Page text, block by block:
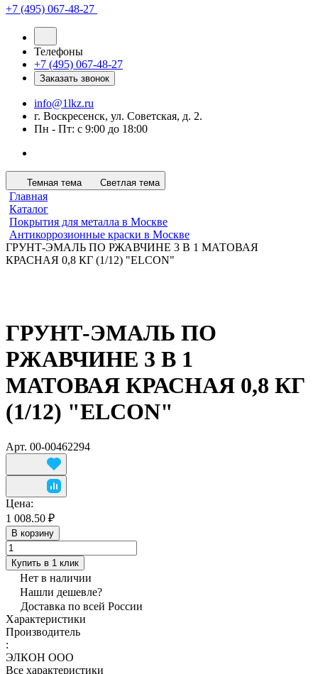
+7 (495) 067-48-27
Телефоны
+7 (495) 067-48-27
Заказать звонок
info@1lkz.ru
г. Воскресенск, ул. Советская, д. 2.
Пн - Пт: с 9:00 до 18:00
Темная тема Светлая тема
Главная
Каталог
Покрытия для металла в Москве
Антикоррозионные краски в Москве
ГРУНТ-ЭМАЛЬ ПО РЖАВЧИНЕ 3 В 1 МАТОВАЯ
КРАСНАЯ 0,8 КГ (1/12) "ELCON"
ГРУНТ-ЭМАЛЬ ПО
РЖАВЧИНЕ 3 В 1
МАТОВАЯ КРАСНАЯ 0,8 КГ
(1/12) "ELCON"
Арт. 00-00462294
Цена:
1 008.50 ₽
В корзину
Купить в 1 клик
Нет в наличии
Нашли дешевле?
Доставка по всей России
Характеристики
Производитель
:
ЭЛКОН ООО
Все характеристики